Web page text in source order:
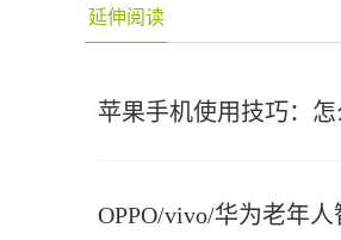
延伸阅读
苹果手机使用技巧：怎
OPPO/vivo/华为老年